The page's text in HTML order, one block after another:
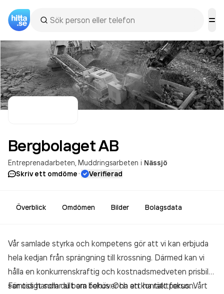
BergbolagetAB
Entreprenadarbeten Muddringsarbeten i Nässjö
Skriv ett omdöme· Verifierad
Överblick Omdömen Bilder Bolagsdata
Vår samlade styrka och kompetens gör att vi kan erbjuda
hela kedjan från sprängning till krossning. Därmed kan vi
hålla en konkurrenskraftig och kostnadsmedveten prisbild
samtidigt som du bara behöver ha en kontaktperson.
För oss handlar allt om fokus. Och att ha rätt fokus. Vårt